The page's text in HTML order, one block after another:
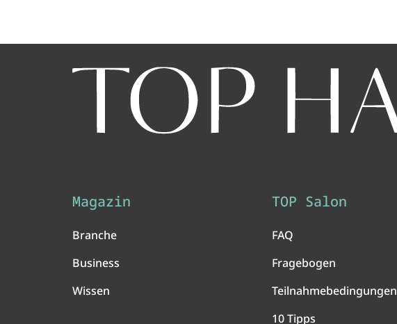
Magazin
Branche
Business
Wissen
TOP Salon
FAQ
Fragebogen
Teilnahmebedingungen
10 Tipps